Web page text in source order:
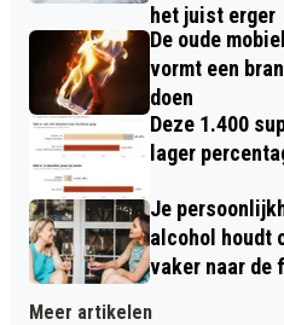
het juist erger
De oude
vormt een
doen
Deze 1.400
lager
Je
alcohol houdt
vaker naar de
Meer artikelen